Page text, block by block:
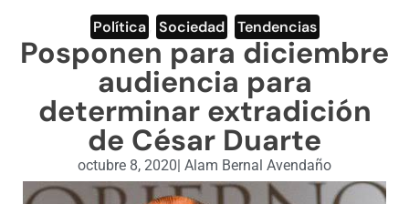
ENGLISH SECTION
VIDEOS
Política Sociedad Tendencias
Posponen para diciembre
audiencia para
determinar extradición
de César Duarte
octubre 8, 2020| Alam Bernal Avendaño